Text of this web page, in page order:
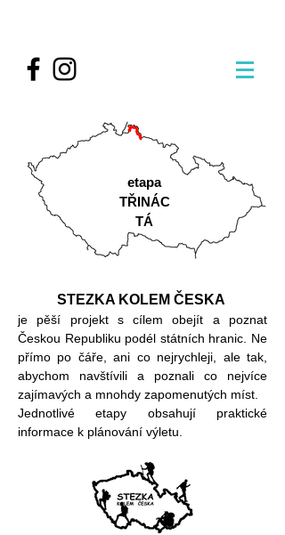
etapa
TŘINÁC
TÁ
STEZKA KOLEM ČESKA
je pěší projekt s cílem obejít a poznat
Českou Republiku podél státních hranic. Ne
přímo po čáře, ani co nejrychleji, ale tak,
abychom navštívili a poznali co nejvíce
zajímavých a mnohdy zapomenutých míst.
Jednotlivé etapy obsahují praktické
informace k plánování výletu.